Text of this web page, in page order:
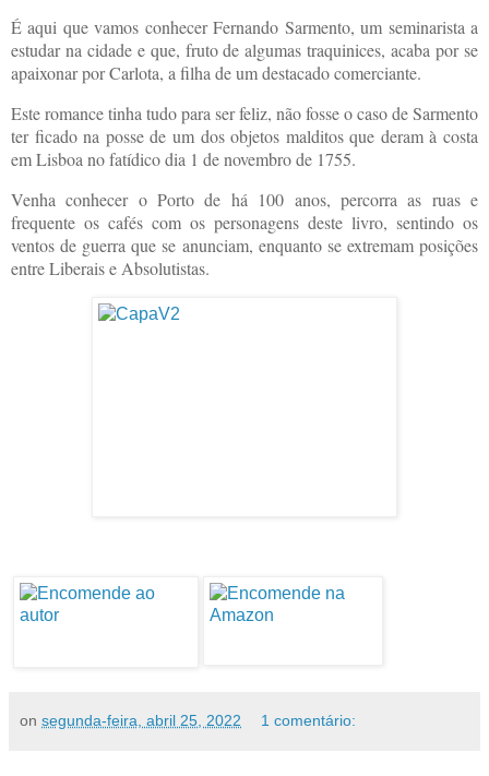
É aqui que vamos conhecer Fernando Sarmento, um seminarista a
estudar na cidade e que, fruto de algumas traquinices, acaba por se
apaixonar por Carlota, a filha de um destacado comerciante.
Este romance tinha tudo para ser feliz, não fosse o caso de Sarmento
ter ficado na posse de um dos objetos malditos que deram à costa
em Lisboa no fatídico dia 1 de novembro de 1755.
Venha conhecer o Porto de há 100 anos, percorra as ruas e
frequente os cafés com os personagens deste livro, sentindo os
ventos de guerra que se anunciam, enquanto se extremam posições
entre Liberais e Absolutistas.
on segunda-feira, abril 25, 2022 1 comentário: